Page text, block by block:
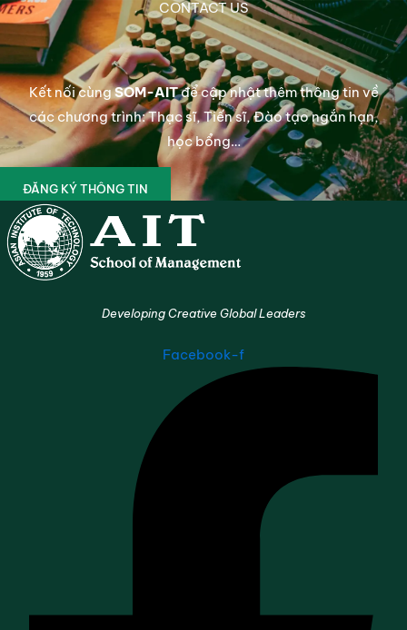
CONTACT US
Kết nối cùngSOM-AITđể cập nhật thêm thông tin về
các chương trình: Thạc sĩ, Tiến sĩ, Đào tạo ngắn hạn,
học bổng…
ĐĂNG KÝ THÔNG TIN
Developing Creative Global Leaders
Facebook-f